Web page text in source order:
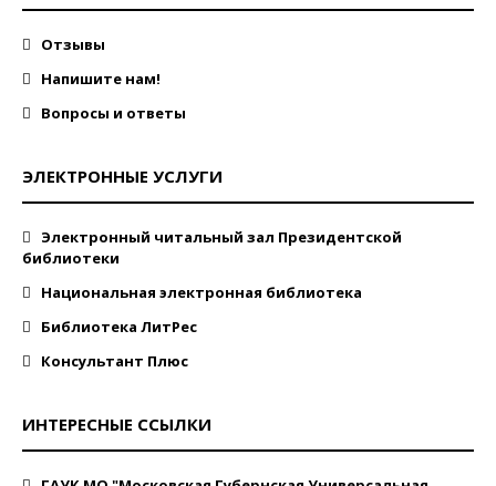
Отзывы
Напишите нам!
Вопросы и ответы
ЭЛЕКТРОННЫЕ УСЛУГИ
Электронный читальный зал Президентской
библиотеки
Национальная электронная библиотека
Библиотека ЛитРес
Консультант Плюс
ИНТЕРЕСНЫЕ ССЫЛКИ